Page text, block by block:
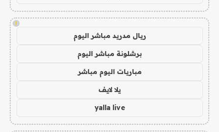
!
ريال مدريد مباشر اليوم
برشلونة مباشر اليوم
مباريات اليوم مباشر
يلا لايف
yalla live